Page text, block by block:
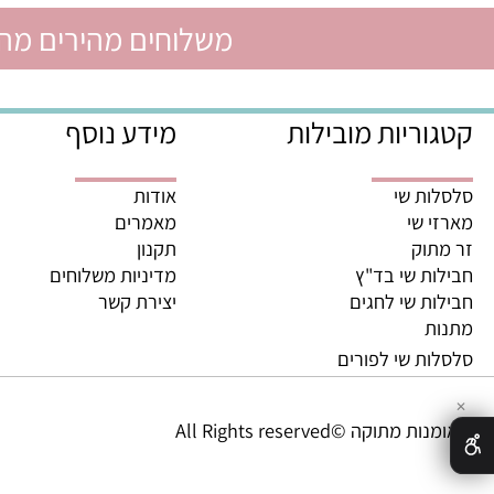
משלוחים מהירים
מובילות
שי
שי
שי בד"ץ
שי לחגים
שי לפורים
מידע נוסף
מאמרים
יצירת קשר